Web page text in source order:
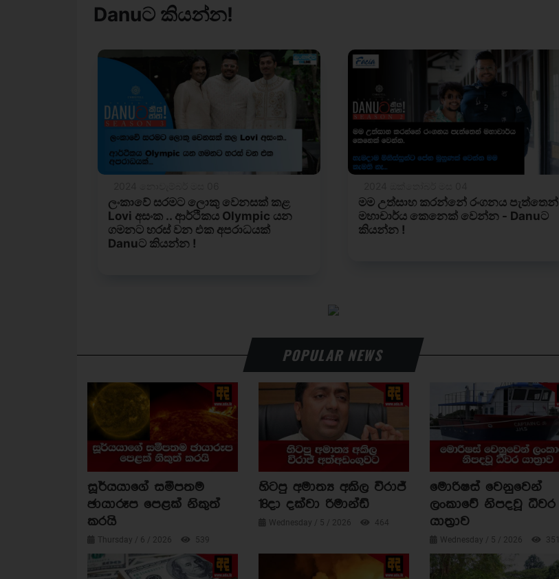
POPULAR NEWS
සූර්යයාගේ සමීපතම
ඡායාරූප පෙළක් නිකුත්
කරයි
Thursday / 6 / 2026 539
හිටපු අමාත්‍ය අකිල විරාජ්
18දා දක්වා රිමාන්ඩ්
Wednesday / 5 / 2026 464
මොරිෂස් වෙනුවෙන්
ලංකාවේ නිපදවූ ධීවර
යාත්‍රාව
Wednesday / 5 / 2026 351